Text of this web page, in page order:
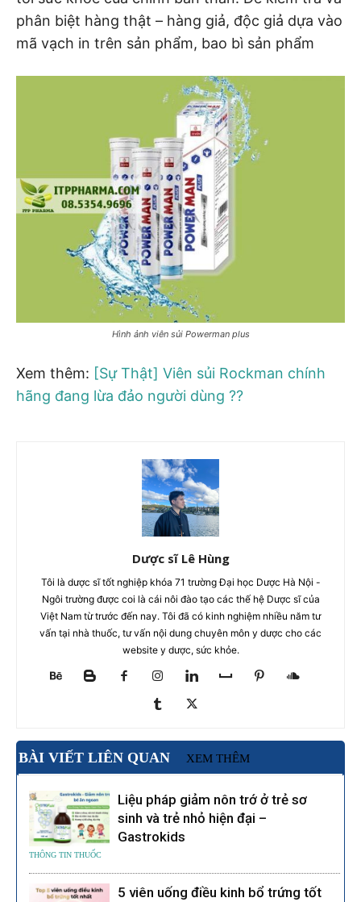
phân biệt hàng thật – hàng giả, độc giả dựa vào
mã vạch in trên sản phẩm, bao bì sản phẩm
Hình ảnh viên sủi Powerman plus
Xem thêm: [Sự Thật] Viên sủi Rockman chính
hãng đang lừa đảo người dùng ??
Dược sĩ Lê Hùng
Tôi là dược sĩ tốt nghiệp khóa 71 trường Đại học Dược Hà Nội -
Ngôi trường được coi là cái nôi đào tạo các thế hệ Dược sĩ của
Việt Nam từ trước đến nay. Tôi đã có kinh nghiệm nhiều năm tư
vấn tại nhà thuốc, tư vấn nội dung chuyên môn y dược cho các
website y dược, sức khỏe.
BÀI VIẾT LIÊN QUAN XEM THÊM
THÔNG TIN THUỐC
Liệu pháp giảm nôn trớ ở trẻ sơ
sinh và trẻ nhỏ hiện đại –
Gastrokids
5 viên uống điều kinh bổ trứng tốt